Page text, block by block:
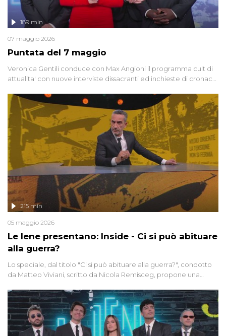
Puntata del 7 maggio
189 min
07 maggio 2026
Veronica Gentili conduce con Max Angioni il programma cult di
attualita' con nuove interviste dissacranti ed inchieste di cronaca
Le Iene presentano: Inside - Ci si può abituare
alla guerra?
215 min
05 maggio 2026
Lo speciale, dal titolo "Ci si può abituare alla guerra?", condotto
da Matteo Viviani, scritto da Nicola Remisceg, propone una
di settore - su quanto la guerra sia diventata una realtà pervasiva.
Anche se l'Italia non è direttamente coinvolta in conflitti armati, il
contesto globale rende impossibile considerarla un fenomeno
lontano.